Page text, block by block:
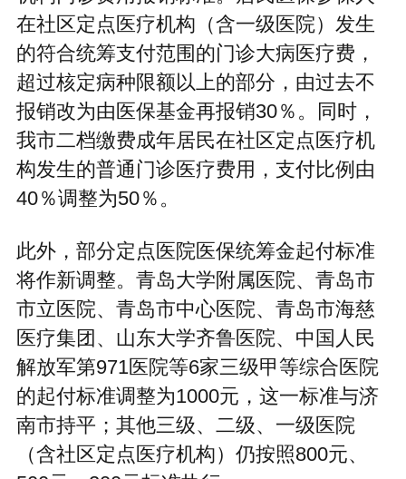
在社区定点医疗机构（含一级医院）发生
的符合统筹支付范围的门诊大病医疗费，
超过核定病种限额以上的部分，由过去不
报销改为由医保基金再报销30％。同时，
我市二档缴费成年居民在社区定点医疗机
构发生的普通门诊医疗费用，支付比例由
40％调整为50％。
此外，部分定点医院医保统筹金起付标准
将作新调整。青岛大学附属医院、青岛市
市立医院、青岛市中心医院、青岛市海慈
医疗集团、山东大学齐鲁医院、中国人民
解放军第971医院等6家三级甲等综合医院
的起付标准调整为1000元，这一标准与济
南市持平；其他三级、二级、一级医院
（含社区定点医疗机构）仍按照800元、